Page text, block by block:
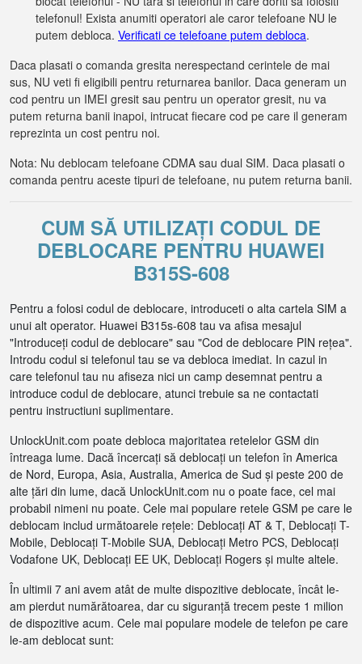
telefonul! Exista anumiti operatori ale caror telefoane NU le
putem debloca. Verificati ce telefoane putem debloca.
Daca plasati o comanda gresita nerespectand cerintele de mai
sus, NU veti fi eligibili pentru returnarea banilor. Daca generam un
cod pentru un IMEI gresit sau pentru un operator gresit, nu va
putem returna banii inapoi, intrucat fiecare cod pe care il generam
reprezinta un cost pentru noi.
Nota: Nu deblocam telefoane CDMA sau dual SIM. Daca plasati o
comanda pentru aceste tipuri de telefoane, nu putem returna banii.
CUM SĂ UTILIZAȚI CODUL DE
DEBLOCARE PENTRU HUAWEI
B315S-608
Pentru a folosi codul de deblocare, introduceti o alta cartela SIM a
unui alt operator. Huawei B315s-608 tau va afisa mesajul
"Introduceți codul de deblocare" sau "Cod de deblocare PIN rețea".
Introdu codul si telefonul tau se va debloca imediat. In cazul in
care telefonul tau nu afiseza nici un camp desemnat pentru a
introduce codul de deblocare, atunci trebuie sa ne contactati
pentru instructiuni suplimentare.
UnlockUnit.com poate debloca majoritatea retelelor GSM din
întreaga lume. Dacă încercați să deblocați un telefon în America
de Nord, Europa, Asia, Australia, America de Sud și peste 200 de
alte țări din lume, dacă UnlockUnit.com nu o poate face, cel mai
probabil nimeni nu poate. Cele mai populare retele GSM pe care le
deblocam includ următoarele rețele: Deblocați AT & T, Deblocați T-
Mobile, Deblocați T-Mobile SUA, Deblocați Metro PCS, Deblocați
Vodafone UK, Deblocați EE UK, Deblocați Rogers și multe altele.
În ultimii 7 ani avem atât de multe dispozitive deblocate, încât le-
am pierdut numărătoarea, dar cu siguranță trecem peste 1 milion
de dispozitive acum. Cele mai populare modele de telefon pe care
le-am deblocat sunt: